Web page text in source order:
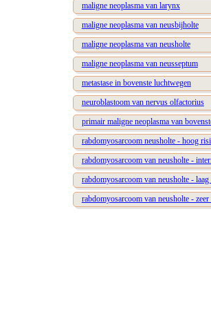
maligne neoplasma van larynx
maligne neoplasma van neusbijholte
maligne neoplasma van neusholte
maligne neoplasma van neusseptum
metastase in bovenste luchtwegen
neuroblastoom van nervus olfactorius
primair maligne neoplasma van
rabdomyosarcoom neusholte - hoog
rabdomyosarcoom van neusholte -
rabdomyosarcoom van neusholte -
rabdomyosarcoom van neusholte -